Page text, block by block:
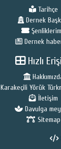
Tarihçe
Dernek
Dernek
Hızlı
Karakeçili Yörük
İletişim
Davulga
Sitemap